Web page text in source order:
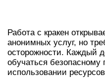
Работа с кракен
анонимных услуг, но
осторожности. Каждый
обучаться безопасному
использовании